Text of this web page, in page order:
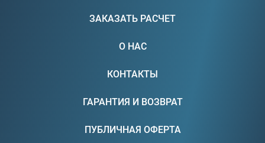
ЗАКАЗАТЬ РАСЧЕТ
О НАС
КОНТАКТЫ
ГАРАНТИЯ И ВОЗВРАТ
ПУБЛИЧНАЯ ОФЕРТА